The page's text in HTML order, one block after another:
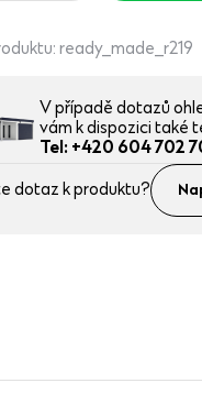
ready_made_r219
V případě dotazů
vám k dispozici také
Tel: +420 604 702
dotaz k produktu?